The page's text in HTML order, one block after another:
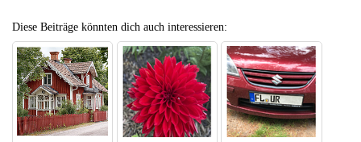
Diese Beiträge könnten dich auch interessieren: